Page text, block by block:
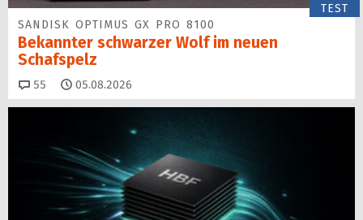
TEST
SANDISK OPTIMUS GX PRO 8100
Bekannter schwarzer Wolf im neuen
Schafspelz
55 Kommentare
05.08.2026